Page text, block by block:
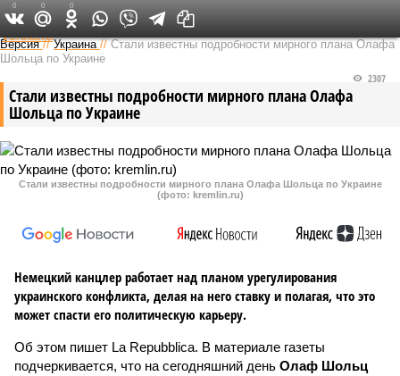
Федеральный выпуск
Версия //Украина //Стали известны подробности мирного плана Олафа
Шольца по Украине
Стали известны подробности мирного плана Олафа
Шольца по Украине
2307
Стали известны подробности мирного плана Олафа Шольца по Украине
(фото: kremlin.ru)
Немецкий канцлер работает над планом урегулирования
украинского конфликта, делая на него ставку и полагая, что это
может спасти его политическую карьеру.
Об этом пишет La Repubblica. В материале газеты
подчеркивается, что на сегодняшний день Олаф Шольц
0 0 0